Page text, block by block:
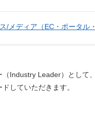
/メディア（EC・ポータル
Industry Leader）として
していただきます。